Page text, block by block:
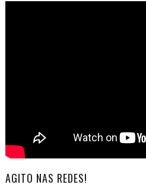
AGITO NAS REDES!